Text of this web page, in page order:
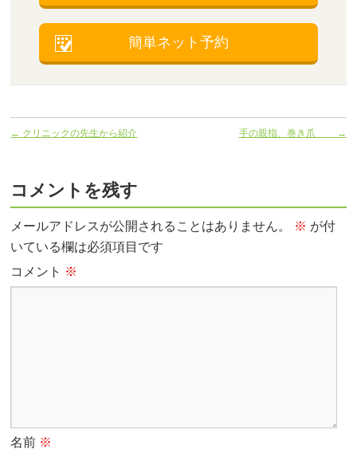
簡単ネット予約
← クリニックの先生から紹介 手の親指、巻き爪 →
コメントを残す
メールアドレスが公開されることはありません。 ※ が付
いている欄は必須項目です
コメント ※
名前 ※